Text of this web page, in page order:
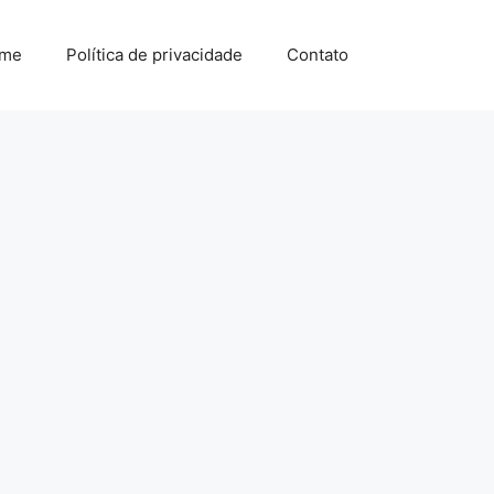
Política de privacidade Contato